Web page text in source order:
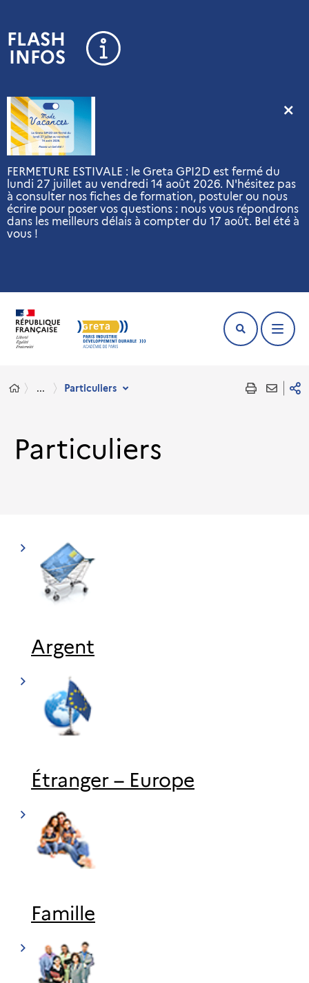
FLASH
INFOS
FERMETURE ESTIVALE : le Greta GPI2D est fermé du
lundi 27 juillet au vendredi 14 août 2026. N'hésitez pas
à consulter nos fiches de formation, postuler ou nous
écrire pour poser vos questions : nous vous répondrons
dans les meilleurs délais à compter du 17 août. Bel été à
vous !
... Particuliers
Particuliers
Argent
Étranger – Europe
Famille